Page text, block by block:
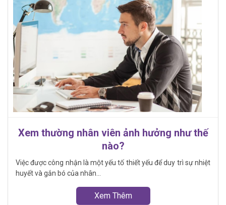
Xem thường nhân viên ảnh hưởng như thế
nào?
Việc được công nhận là một yếu tố thiết yếu để duy trì sự nhiệt
huyết và gắn bó của nhân...
Xem Thêm